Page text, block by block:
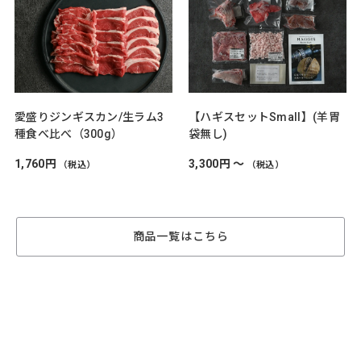
愛盛りジンギスカン/生ラム3
種食べ比べ（300g）
1,760円 （税込）
【ハギスセットSmall】(羊胃
袋無し)
3,300円 ～ （税込）
商品一覧はこちら